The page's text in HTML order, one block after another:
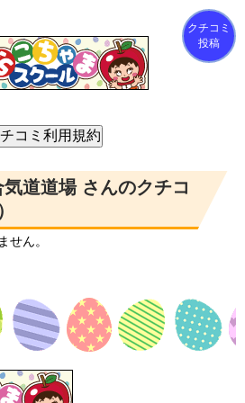
クチコミ
投稿
道道場 さんのクチコ
せん。